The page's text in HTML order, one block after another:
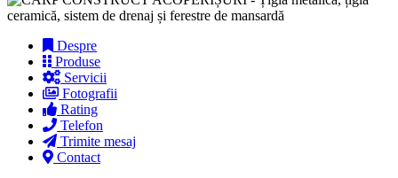
Despre
Produse
Servicii
Fotografii
Rating
Telefon
Trimite mesaj
Contact